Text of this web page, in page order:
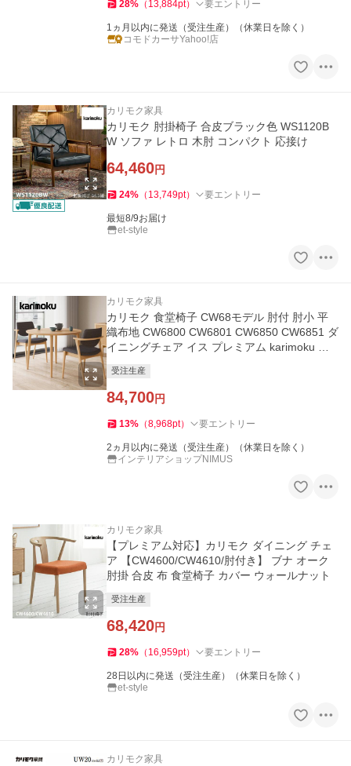
28% （ 13,884pt） 要エントリー
1ヵ月以内に発送（受注生産）（休業日を除く）
コモドカーサYahoo!店
カリモク家具
カリモク 肘掛椅子 合皮ブラック色 WS1120B
W ソファ レトロ 木肘 コンパクト 応接け
64,460円
24% （ 13,749pt） 要エントリー
最短8/9お届け
et-style
カリモク家具
カリモク 食堂椅子 CW68モデル 肘付 肘小 平
織布地 CW6800 CW6801 CW6850 CW6851 ダ
イニングチェア イス プレミアム karimoku 国
受注生産
84,700円
13% （8,968pt） 要エントリー
2ヵ月以内に発送（受注生産）（休業日を除く）
インテリアショップNIMUS
カリモク家具
【プレミアム対応】カリモク ダイニング チェ
ア 【CW4600/CW4610/肘付き】 ブナ オーク
肘掛 合皮 布 食堂椅子 カバー ウォールナット
受注生産
68,420円
28% （ 16,959pt） 要エントリー
28日以内に発送（受注生産）（休業日を除く）
et-style
カリモク家具